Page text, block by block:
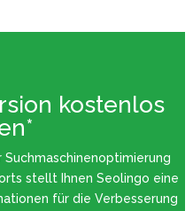
kostenlos
stellt Ihnen Seolingo eine
für die Verbesserung